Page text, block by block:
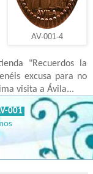
AV-001-4
"Recuerdos la
excusa para no
visita a Ávila...
001